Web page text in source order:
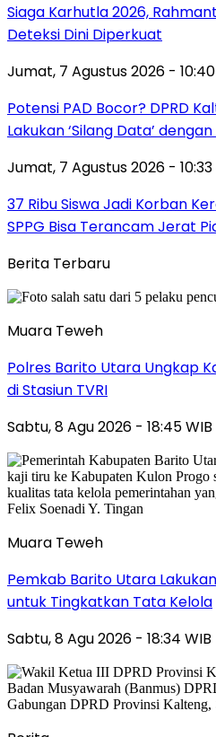
Siaga Karhutla 2026,
Deteksi Dini Diperkuat
Jumat, 7 Agustus 2026 -
Potensi PAD Bocor? DPRD
Lakukan ‘Silang Data’
Jumat, 7 Agustus 2026 - 10:33
37 Ribu Siswa Jadi Korban
SPPG Bisa Terancam Jerat
Berita Terbaru
Muara Teweh
Polres Barito Utara Ungkap
di Stasiun TVRI
Sabtu, 8 Agu 2026 - 18:45 WIB
Muara Teweh
Pemkab Barito Utara
untuk Tingkatkan Tata Kelola
Sabtu, 8 Agu 2026 - 18:34 WIB